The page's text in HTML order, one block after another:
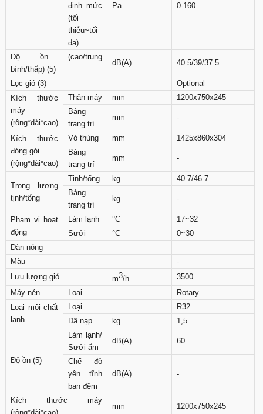
định mức
(tối
thiễu~tối
đa)
Pa 0-160
Độ ồn (cao/trung
bình/thấp) (5)
dB(A) 40.5/39/37.5
Lọc gió (3)
Optional
Kích thước
máy
(rộng*dài*cao)
Thân máy mm
1200x750x245
Bảng
trang trí
mm -
Kích thước
đóng gói
(rộng*dài*cao)
Vỏ thùng mm
1425x860x304
Bảng
trang trí
mm -
Trọng lượng
tịnh/tổng
Tịnh/tổng kg
40.7/46.7
Bảng
trang trí
kg -
Phạm vi hoạt
động
Làm lạnh °C
17~32
Sưởi
°C
0~30
Dàn nóng
Màu
-
Lưu lượng gió
m3/h
3500
Máy nén
Loại
Rotary
Loại môi chất
lạnh
Loại
R32
Đã nạp
kg 1,5
Độ ồn (5)
Làm lạnh/
Sưởi ấm
dB(A) 60
Chế độ
yên tĩnh
ban đêm
dB(A) -
Kích thước máy
mm 1200x750x245